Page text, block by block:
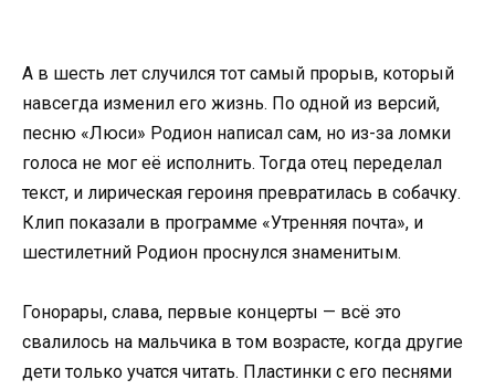
А в шесть лет случился тот самый прорыв, который
навсегда изменил его жизнь. По одной из версий,
песню «Люси» Родион написал сам, но из-за ломки
голоса не мог её исполнить. Тогда отец переделал
текст, и лирическая героиня превратилась в собачку.
Клип показали в программе «Утренняя почта», и
шестилетний Родион проснулся знаменитым.
Гонорары, слава, первые концерты — всё это
свалилось на мальчика в том возрасте, когда другие
дети только учатся читать. Пластинки с его песнями